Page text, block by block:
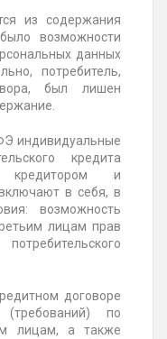
из содержания
возможности
данных
потребитель,
был лишен
индивидуальные
кредита
кредитором и
в себя, в
возможность
лицам прав
договоре
по
лицам, а также